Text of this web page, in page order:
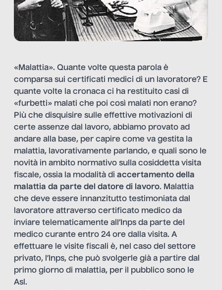
«Malattia». Quante volte questa parola è
comparsa sui certificati medici di un lavoratore? E
quante volte la cronaca ci ha restituito casi di
«furbetti» malati che poi così malati non erano?
Più che disquisire sulle effettive motivazioni di
certe assenze dal lavoro, abbiamo provato ad
andare alla base, per capire come va gestita la
malattia, lavorativamente parlando, e quali sono le
novità in ambito normativo sulla cosiddetta visita
fiscale, ossia la modalità di accertamento della
malattia da parte del datore di lavoro. Malattia
che deve essere innanzitutto testimoniata dal
lavoratore attraverso certificato medico da
inviare telematicamente all’Inps da parte del
medico curante entro 24 ore dalla visita. A
effettuare le visite fiscali è, nel caso del settore
privato, l’Inps, che può svolgerle già a partire dal
primo giorno di malattia, per il pubblico sono le
Asl.